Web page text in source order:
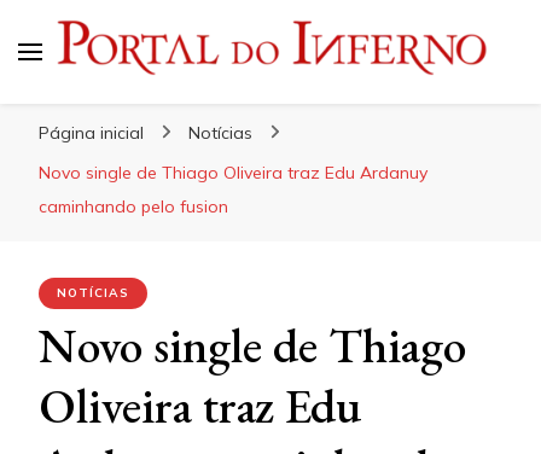
Página inicial
Notícias
Novo single de Thiago Oliveira traz Edu Ardanuy
caminhando pelo fusion
NOTÍCIAS
Novo single de Thiago
Oliveira traz Edu